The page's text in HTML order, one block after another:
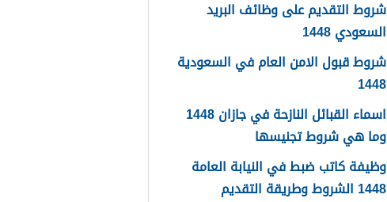
شروط التقديم على وظائف البريد
السعودي 1448
شروط قبول الامن العام في السعودية
1448
اسماء القبائل النازحة في جازان 1448
وما هي شروط تجنيسها
وظيفة كاتب ضبط في النيابة العامة
1448 الشروط وطريقة التقديم